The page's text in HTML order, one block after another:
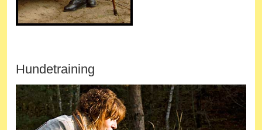
Hundetraining